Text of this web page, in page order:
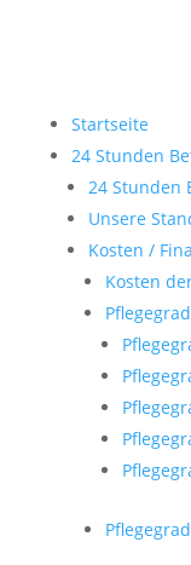
Startseite
24 Stunden
24 Stunden
Unsere
Kosten /
Kosten